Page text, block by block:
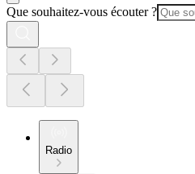
Que souhaitez-vous écouter ?
Radio